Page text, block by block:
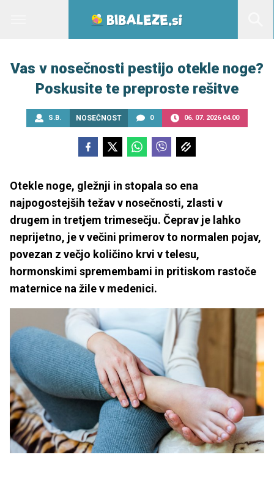
Vas v nosečnosti pestijo otekle noge?
Poskusite te preproste rešitve
S.B. NOSEČNOST 0 06. 07. 2026 04.00
Otekle noge, gležnji in stopala so ena
najpogostejših težav v nosečnosti, zlasti v
drugem in tretjem trimesečju. Čeprav je lahko
neprijetno, je v večini primerov to normalen pojav,
povezan z večjo količino krvi v telesu,
hormonskimi spremembami in pritiskom rastoče
maternice na žile v medenici.